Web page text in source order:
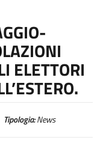
ELETTORI
Tipologia:News